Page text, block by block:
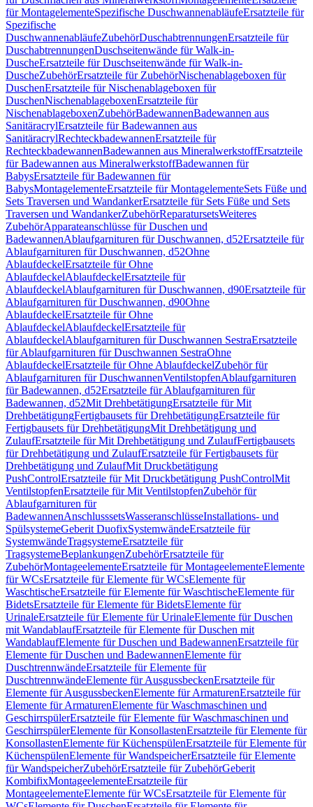
für MontagelementeSpezifische DuschwannenabläufeErsatzteile für
Spezifische
DuschwannenabläufeZubehörDuschabtrennungenErsatzteile für
DuschabtrennungenDuschseitenwände für Walk-in-
DuscheErsatzteile für Duschseitenwände für Walk-in-
DuscheZubehörErsatzteile für ZubehörNischenablageboxen für
DuschenErsatzteile für Nischenablageboxen für
DuschenNischenablageboxenErsatzteile für
NischenablageboxenZubehörBadewannenBadewannen aus
SanitäracrylErsatzteile für Badewannen aus
SanitäracrylRechteckbadewannenErsatzteile für
RechteckbadewannenBadewannen aus MineralwerkstoffErsatzteile
für Badewannen aus MineralwerkstoffBadewannen für
BabysErsatzteile für Badewannen für
BabysMontagelementeErsatzteile für MontagelementeSets Füße und
Sets Traversen und WandankerErsatzteile für Sets Füße und Sets
Traversen und WandankerZubehörReparatursetsWeiteres
ZubehörApparateanschlüsse für Duschen und
BadewannenAblaufgarnituren für Duschwannen, d52Ersatzteile für
Ablaufgarnituren für Duschwannen, d52Ohne
AblaufdeckelErsatzteile für Ohne
AblaufdeckelAblaufdeckelErsatzteile für
AblaufdeckelAblaufgarnituren für Duschwannen, d90Ersatzteile für
Ablaufgarnituren für Duschwannen, d90Ohne
AblaufdeckelErsatzteile für Ohne
AblaufdeckelAblaufdeckelErsatzteile für
AblaufdeckelAblaufgarnituren für Duschwannen SestraErsatzteile
für Ablaufgarnituren für Duschwannen SestraOhne
AblaufdeckelErsatzteile für Ohne AblaufdeckelZubehör für
Ablaufgarnituren für DuschwannenVentilstopfenAblaufgarnituren
für Badewannen, d52Ersatzteile für Ablaufgarnituren für
Badewannen, d52Mit DrehbetätigungErsatzteile für Mit
DrehbetätigungFertigbausets für DrehbetätigungErsatzteile für
Fertigbausets für DrehbetätigungMit Drehbetätigung und
ZulaufErsatzteile für Mit Drehbetätigung und ZulaufFertigbausets
für Drehbetätigung und ZulaufErsatzteile für Fertigbausets für
Drehbetätigung und ZulaufMit Druckbetätigung
PushControlErsatzteile für Mit Druckbetätigung PushControlMit
VentilstopfenErsatzteile für Mit VentilstopfenZubehör für
Ablaufgarnituren für
BadewannenAnschlusssetsWasseranschlüsseInstallations- und
SpülsystemeGeberit DuofixSystemwändeErsatzteile für
SystemwändeTragsystemeErsatzteile für
TragsystemeBeplankungenZubehörErsatzteile für
ZubehörMontageelementeErsatzteile für MontageelementeElemente
für WCsErsatzteile für Elemente für WCsElemente für
WaschtischeErsatzteile für Elemente für WaschtischeElemente für
BidetsErsatzteile für Elemente für BidetsElemente für
UrinaleErsatzteile für Elemente für UrinaleElemente für Duschen
mit WandablaufErsatzteile für Elemente für Duschen mit
WandablaufElemente für Duschen und BadewannenErsatzteile für
Elemente für Duschen und BadewannenElemente für
DuschtrennwändeErsatzteile für Elemente für
DuschtrennwändeElemente für AusgussbeckenErsatzteile für
Elemente für AusgussbeckenElemente für ArmaturenErsatzteile für
Elemente für ArmaturenElemente für Waschmaschinen und
GeschirrspülerErsatzteile für Elemente für Waschmaschinen und
GeschirrspülerElemente für KonsollastenErsatzteile für Elemente für
KonsollastenElemente für KüchenspülenErsatzteile für Elemente für
KüchenspülenElemente für WandspeicherErsatzteile für Elemente
für WandspeicherZubehörErsatzteile für ZubehörGeberit
KombifixMontageelementeErsatzteile für
MontageelementeElemente für WCsErsatzteile für Elemente für